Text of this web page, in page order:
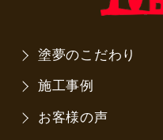
塗夢のこだわり
施工事例
お客様の声